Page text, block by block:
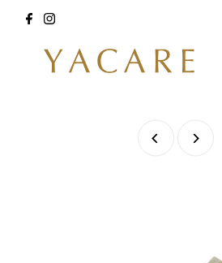
Ir directamente al contenido